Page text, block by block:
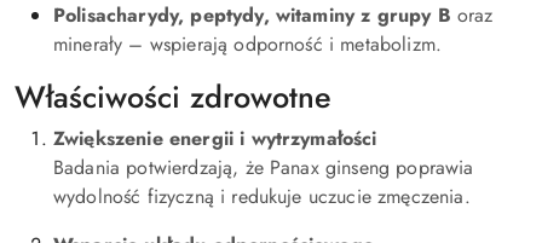
Polisacharydy, peptydy, witaminy z grupy B oraz
minerały – wspierają odporność i metabolizm.
Właściwości zdrowotne
Zwiększenie energii i wytrzymałości
Badania potwierdzają, że Panax ginseng poprawia
wydolność fizyczną i redukuje uczucie zmęczenia.